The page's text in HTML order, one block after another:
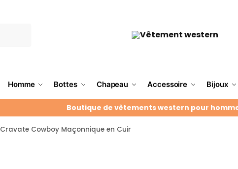
Homme Bottes Chapeau Accessoire Bijoux
Boutique de vêtements western pour
Cravate Cowboy Maçonnique en Cuir